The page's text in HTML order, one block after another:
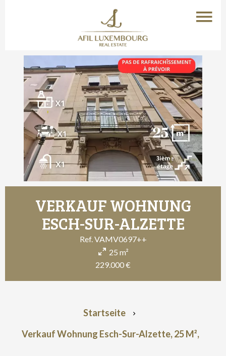
VERKAUF WOHNUNG
ESCH-SUR-ALZETTE
Ref. VAMV0697++
25 m²
229.000 €
Startseite
Verkauf Wohnung Esch-Sur-Alzette, 25 M²,